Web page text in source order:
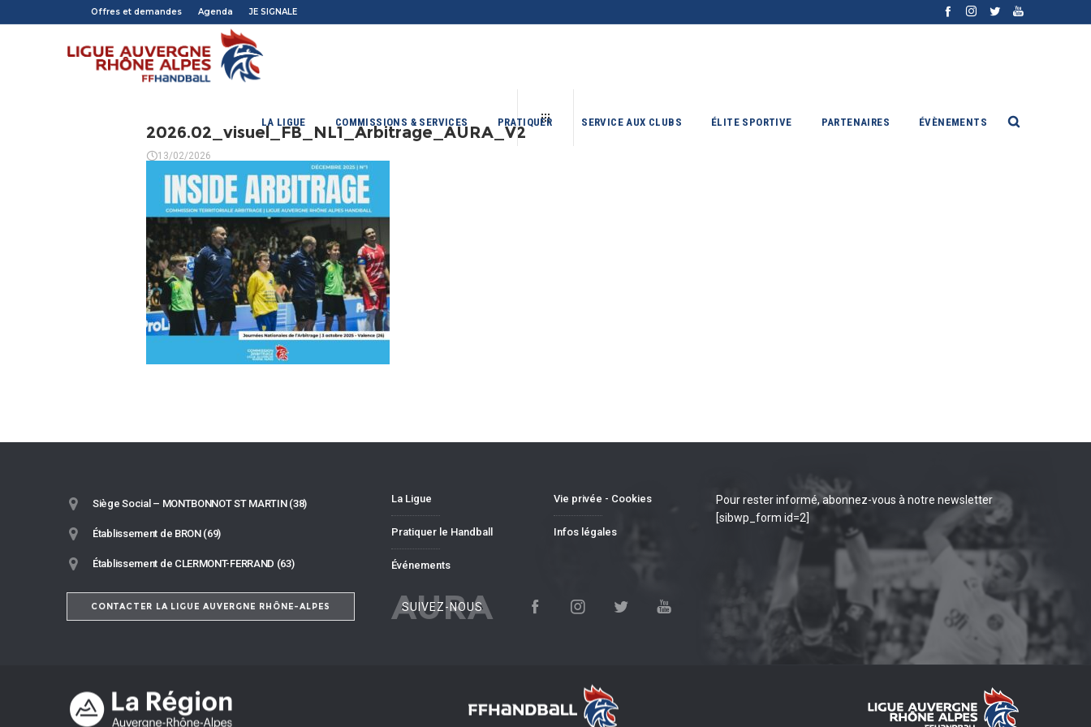
Offres et demandes Agenda JE SIGNALE
LA LIGUE COMMISSIONS & SERVICES PRATIQUER SERVICE AUX CLUBS ÉLITE SPORTIVE PARTENAIRES ÉVÈNEMENTS
2026.02_visuel_FB_NL1_Arbitrage_AURA_V2
13/02/2026
Siège Social – MONTBONNOT ST MARTIN (38)
Établissement de BRON (69)
Établissement de CLERMONT-FERRAND (63)
CONTACTER LA LIGUE AUVERGNE RHÔNE-ALPES
La Ligue
Pratiquer le Handball
Événements
Vie privée - Cookies
Infos légales
AURA
SUIVEZ-NOUS
Pour rester informé, abonnez-vous à notre newsletter
[sibwp_form id=2]